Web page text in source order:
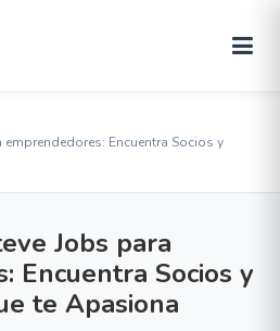
emprendedores: Encuentra Socios y
Jobs para
Encuentra Socios y
te Apasiona